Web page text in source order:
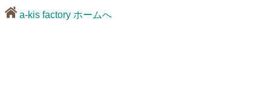
a-kis factory ホームへ